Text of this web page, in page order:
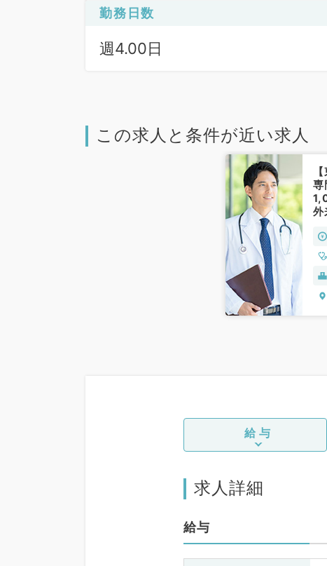
勤務日数
週4.00日
この求人と条件が近い求人
専
外
給与
求人詳細
給与